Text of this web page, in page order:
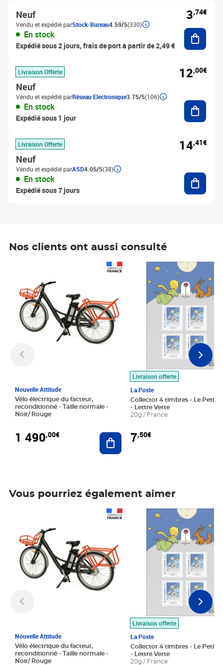
Neuf
Vendu et expédié parStock-Bureau4.59/5(330)
En stock
Expédié sous 2 jours, frais de port à partir de 2,49 €
3,74€
Livraison Offerte
Neuf
Vendu et expédié parRéseau Electronique3.75/5(106)
En stock
Expédié sous 1 jour
12,00€
Livraison Offerte
Neuf
Vendu et expédié parASD4.05/5(38)
En stock
Expédié sous 7 jours
14,41€
Nos clients ont aussi consulté
Nouvelle Attitude
Vélo électrique du facteur,
reconditionné - Taille normale -
Noir/ Rouge
1 490,00€ Ajouter au panier
Livraison offerte
La Poste
Collector 4 timbres - Le Petit
- Lettre Verte
20g / France
7,50€
Prix 7,50€
Vous pourriez également aimer
Nouvelle Attitude
Vélo électrique du facteur,
reconditionné - Taille normale -
Noir/ Rouge
Livraison offerte
La Poste
Collector 4 timbres - Le Petit
- Lettre Verte
20g / France
Prix 7,50€